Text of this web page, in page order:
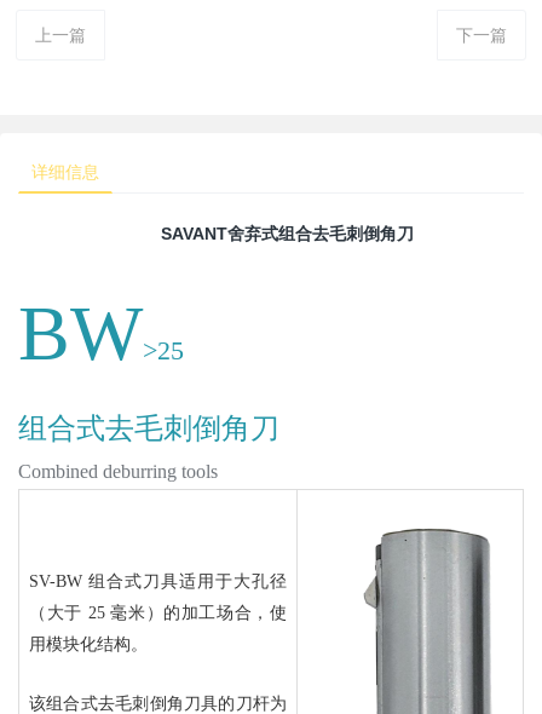
上一篇 下一篇
详细信息
SAVANT舍弃式组合去毛刺倒角刀
BW>25
组合式去毛刺倒角刀
Combined deburring tools
SV-BW 组合式刀具适用于大孔径
（大于 25 毫米）的加工场合，使
用模块化结构。
该组合式去毛刺倒角刀具的刀杆为